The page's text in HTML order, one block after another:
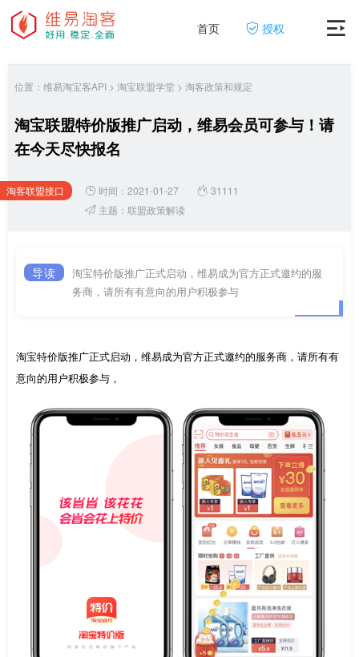
首页 授权
位置： 维易淘宝客API > 淘宝联盟学堂 > 淘客政策和规定
淘宝联盟特价版推广启动，维易会员可参与！请
在今天尽快报名
淘客联盟接口
时间：2021-01-27
31111
主题： 联盟政策解读
导读
淘宝特价版推广正式启动，维易成为官方正式邀约的服
务商，请所有有意向的用户积极参与
淘宝特价版推广正式启动，维易成为官方正式邀约的服务商，请所有有
意向的用户积极参与，